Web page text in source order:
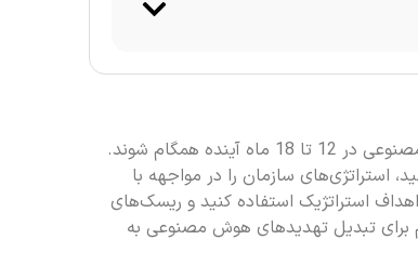
این دوره به رهبران و تیم‌ها کمک می‌کند تا با پتانسیل تحول‌آفرین هوش مصنوعی در 12 تا 18 ماه آینده همگام شوند.
استراتژی‌های سازمان را در مواجهه با
استراتژیک استفاده کنید و ریسک‌های
برای تبدیل تهدیدهای هوش مصنوعی به